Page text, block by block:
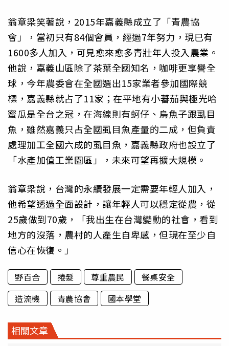
翁章梁笑著說，2015年嘉義縣成立了「青農協
會」，當初只有84個會員，經過7年努力，現已有
1600多人加入，可見愈來愈多青壯年人投入農業。
他說，嘉義山區除了茶葉全國知名，咖啡更享譽全
球，今年農委會在全國選出15家業者參加國際競
標，嘉義縣就占了11家；在平地有小蕃茄與極光哈
蜜瓜是全台之冠，在海線則有蚵仔、烏魚子跟虱目
魚，雖然嘉義只占全國虱目魚產量的二成，但負責
處理加工全國六成的虱目魚，嘉義縣政府也設立了
「水產加值工業園區」，未來可望再擴大規模。
翁章梁說，台灣的永續發展一定需要年輕人加入，
他希望透過全面設計，讓年輕人可以穩定從農，從
25歲做到70歲，「我出生在台灣變動的社會，看到
地方的沒落，農村的人產生自卑感，但現在至少自
信心在恢復。」
野百合 捲髮 尊重農民
餐桌安全
造流機
青農協會 國本學堂
相關文章